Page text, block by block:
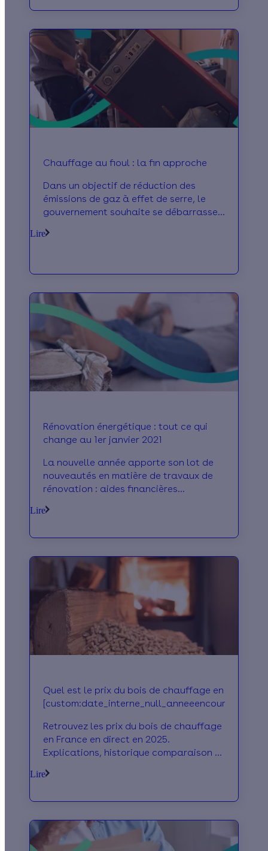
Chauffage au fioul : la fin approche
Dans un objectif de réduction des
émissions de gaz à effet de serre, le
gouvernement souhaite se débarrasser
polluant d’ici 2028. Une mesure qui
Lire
Rénovation énergétique : tout ce qui
change au 1er janvier 2021
La nouvelle année apporte son lot de
nouveautés en matière de travaux de
rénovation : aides financières
Voici un bilan de ce qui change pour
Suivez le guide !
Lire
Quel est le prix du bois de chauffage en
[custom:date_interne_null_anneeencours] ?
Retrouvez les prix du bois de chauffage
en France en direct en 2025.
Explications, historique comparaison et
complet pour savoir quel est le prix du
d'équipements et de catégorie.
Lire